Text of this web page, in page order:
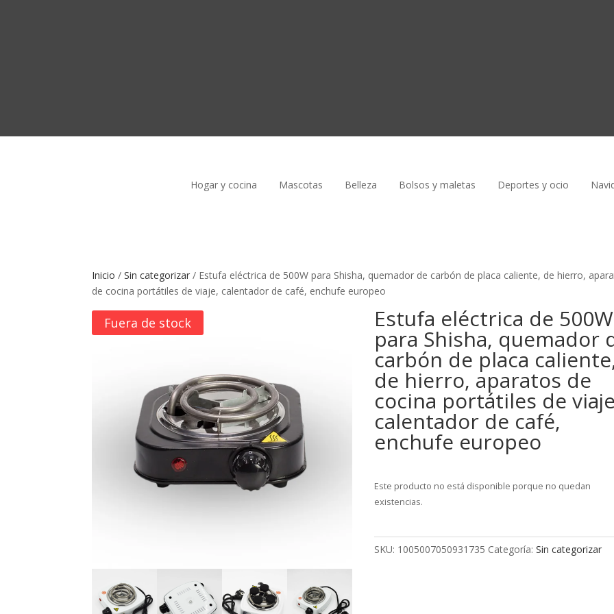
Hogar y cocina Mascotas Belleza Bolsos y maletas Deportes y ocio
Inicio /Sin categorizar / Estufa eléctrica de 500W para Shisha, quemador de carbón de placa caliente, de hierro,
de cocina portátiles de viaje, calentador de café, enchufe europeo
Fuera de stock Estufa eléctrica de 500W
para Shisha, quemador
carbón de placa
de hierro, aparatos de
cocina portátiles de
calentador de café,
enchufe europeo
Este producto no está disponible porque no quedan
existencias.
SKU: 1005007050931735 Categoría: Sin categorizar